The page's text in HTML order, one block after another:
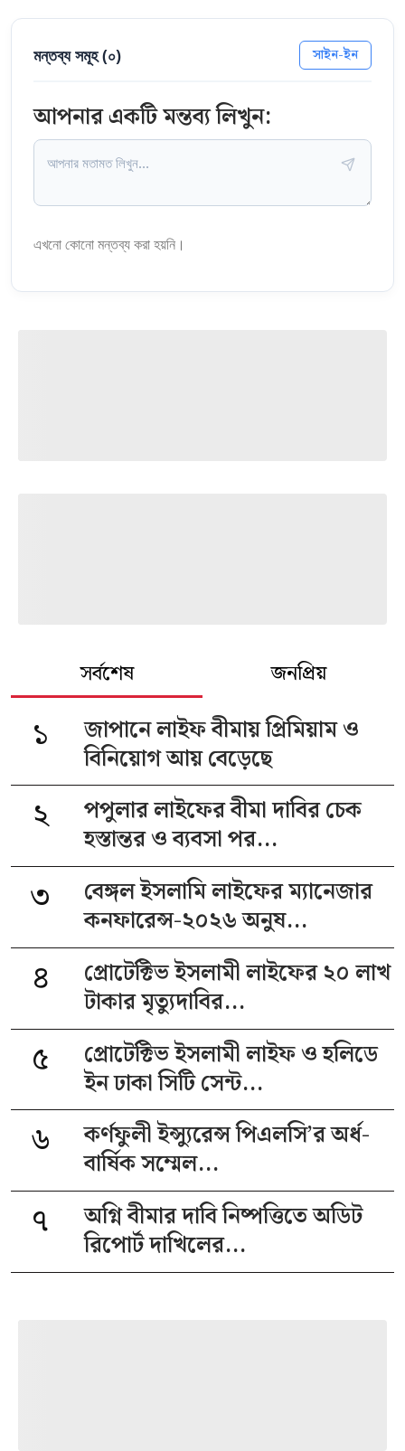
মন্তব্য সমূহ (০) সাইন-ইন
আপনার একটি মন্তব্য লিখুন:
এখনো কোনো মন্তব্য করা হয়নি।
সর্বশেষ জনপ্রিয়
১
জাপানে লাইফ বীমায় প্রিমিয়াম ও
বিনিয়োগ আয় বেড়েছে
২
পপুলার লাইফের বীমা দাবির চেক
হস্তান্তর ও ব্যবসা পর...
৩
বেঙ্গল ইসলামি লাইফের ম্যানেজার
কনফারেন্স-২০২৬ অনুষ...
৪
প্রোটেক্টিভ ইসলামী লাইফের ২০ লাখ
টাকার মৃত্যুদাবির...
৫
প্রোটেক্টিভ ইসলামী লাইফ ও হলিডে
ইন ঢাকা সিটি সেন্ট...
৬
কর্ণফুলী ইন্স্যুরেন্স পিএলসি’র অর্ধ-
বার্ষিক সম্মেল...
৭
অগ্নি বীমার দাবি নিষ্পত্তিতে অডিট
রিপোর্ট দাখিলের...